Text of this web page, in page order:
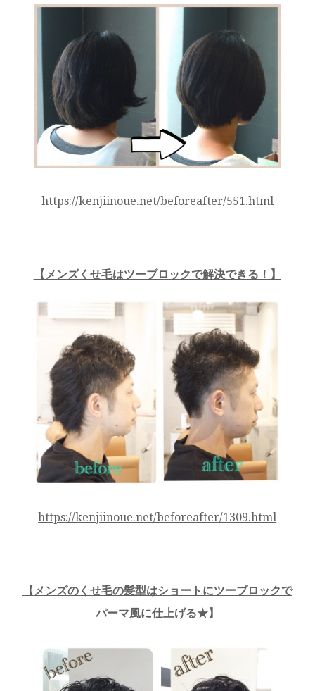
https://kenjiinoue.net/beforeafter/551.html
【メンズくせ毛はツーブロックで解決できる！】
https://kenjiinoue.net/beforeafter/1309.html
【メンズのくせ毛の髪型はショートにツーブロックで
パーマ風に仕上げる★】